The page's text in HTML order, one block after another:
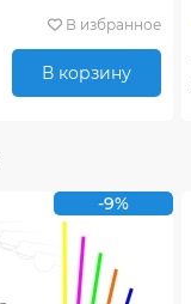
В избранное
В корзину
-9%